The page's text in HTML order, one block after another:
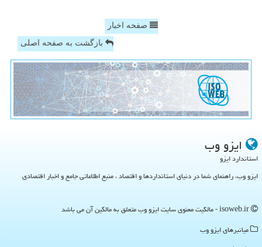
صفحه اخبار
بازگشت به صفحه اصلی
ایزو وب
استاندارد ایزو
ایزو وب، راهنمای شما در دنیای استانداردها و اقتصاد ، منبع اطلاعاتی جامع و اخبار اقتصادی
میانبرهای ایزو وب